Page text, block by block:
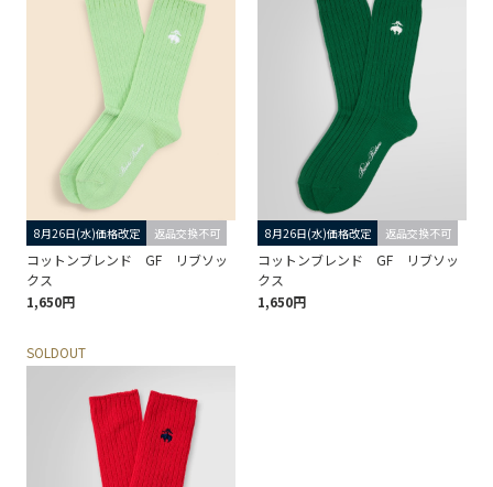
8月26日(水)価格改定 返品交換不可
コットンブレンド GF リブソッ
クス
1,650円
8月26日(水)価格改定 返品交換不可
コットンブレンド GF リブソッ
クス
1,650円
SOLDOUT